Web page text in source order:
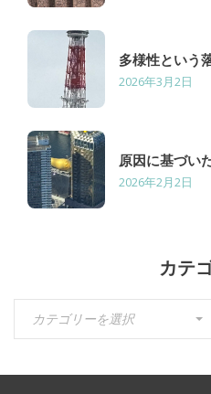
多様性という
2026年3月2日
原因に基づい
2026年2月2日
カテ
リ
カテゴリーを選択